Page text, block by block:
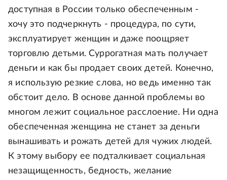
доступная в России только обеспеченным -
хочу это подчеркнуть - процедура, по сути,
эксплуатирует женщин и даже поощряет
торговлю детьми. Суррогатная мать получает
деньги и как бы продает своих детей. Конечно,
я использую резкие слова, но ведь именно так
обстоит дело. В основе данной проблемы во
многом лежит социальное расслоение. Ни одна
обеспеченная женщина не станет за деньги
вынашивать и рожать детей для чужих людей.
К этому выбору ее подталкивает социальная
незащищенность, бедность, желание